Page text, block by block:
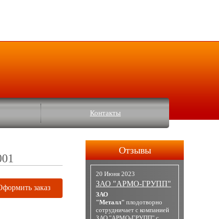
Контакты
заказ
Отзывы
20 Июня 2023
ЗАО "АРМО-ГРУПП"
ЗАО
"Металл" плодотворно
сотрудничает с компанией